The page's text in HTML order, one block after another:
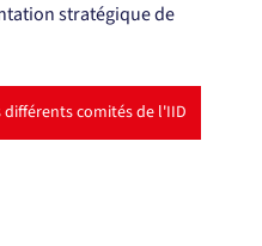
stratégique de
comités de l'IID